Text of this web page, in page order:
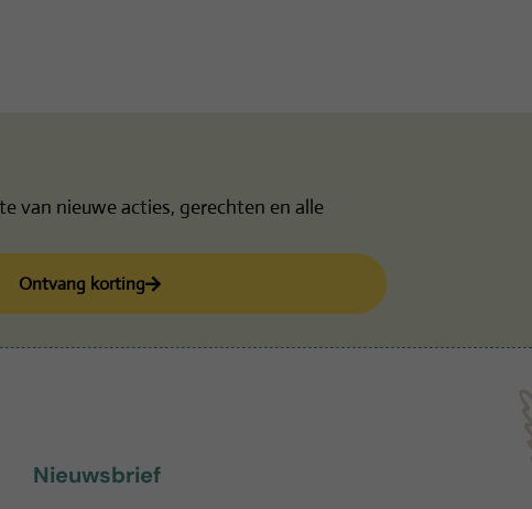
van nieuwe acties, gerechten en alle
Ontvang korting
Nieuwsbrief